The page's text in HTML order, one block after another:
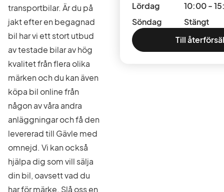
transportbilar. Är du på
jakt efter en begagnad
bil har vi ett stort utbud
av testade bilar av hög
kvalitet från flera olika
märken och du kan även
köpa bil online från
någon av våra andra
anläggningar och få den
levererad till Gävle med
omnejd. Vi kan också
hjälpa dig som vill sälja
din bil, oavsett vad du
har för märke. Slå oss en
Lördag
10:00 -
Söndag
Stängt
Till